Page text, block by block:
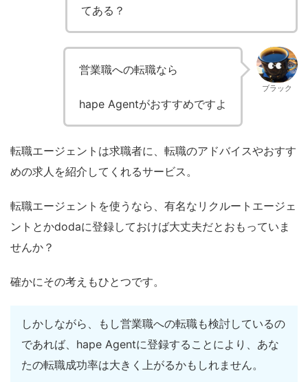
てある？
営業職への転職なら
hape Agentがおすすめですよ
ブラック
転職エージェントは求職者に、転職のアドバイスやおすす
めの求人を紹介してくれるサービス。
転職エージェントを使うなら、有名なリクルートエージェ
ントとかdodaに登録しておけば大丈夫だとおもっていま
せんか？
確かにその考えもひとつです。
しかしながら、もし営業職への転職も検討しているの
であれば、hape Agentに登録することにより、あな
たの転職成功率は大きく上がるかもしれません。